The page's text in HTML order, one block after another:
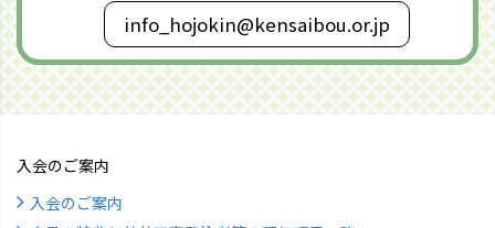
info_hojokin@kensaibou.or.jp
入会のご案内
入会のご案内